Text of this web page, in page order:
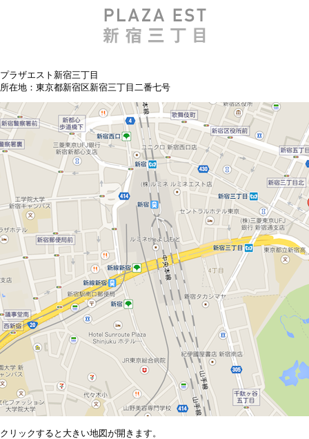
プラザエスト新宿三丁目
所在地：東京都新宿区新宿三丁目二番七号
クリックすると大きい地図が開きます。